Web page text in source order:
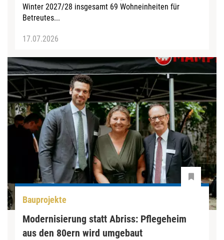
Winter 2027/28 insgesamt 69 Wohneinheiten für
Betreutes...
17.07.2026
Bauprojekte
Modernisierung statt Abriss: Pflegeheim
aus den 80ern wird umgebaut